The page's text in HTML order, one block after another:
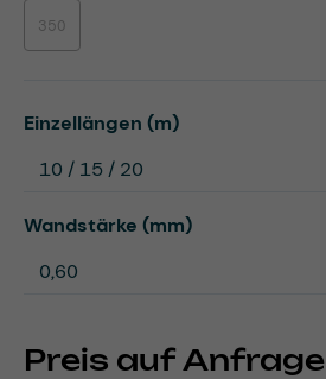
Preis auf Anfrage
350(Diese Option ist zurzeit nicht verfügbar.)
Einzellängen (m)auswählen
Wandstärke (mm)auswählen